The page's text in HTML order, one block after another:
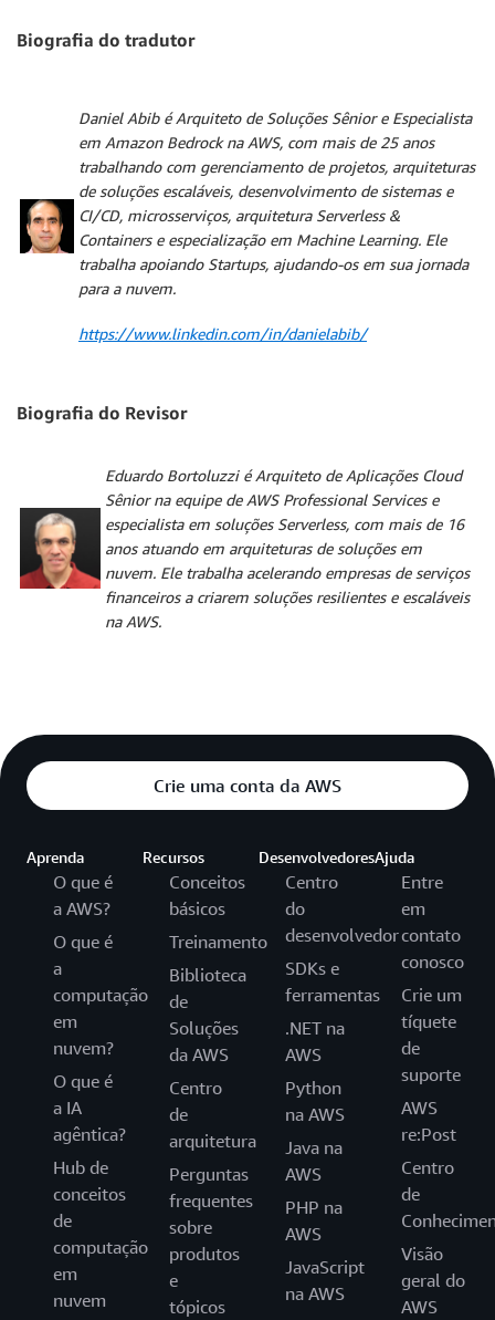
Biografia do tradutor
Daniel Abibé Arquiteto de Soluções Sênior e Especialista
em Amazon Bedrock na AWS, com mais de 25 anos
trabalhando com gerenciamento de projetos, arquiteturas
de soluções escaláveis, desenvolvimento de sistemas e
CI/CD, microsserviços, arquitetura Serverless &
Containers e especialização em Machine Learning. Ele
trabalha apoiando Startups, ajudando-os em sua jornada
para a nuvem.
https://www.linkedin.com/in/danielabib/
Biografia do Revisor
Eduardo Bortoluzzi é Arquiteto de Aplicações Cloud
Sênior na equipe de AWS Professional Services e
especialista em soluções Serverless, com mais de 16
anos atuando em arquiteturas de soluções em
nuvem. Ele trabalha acelerando empresas de serviços
financeiros a criarem soluções resilientes e escaláveis
na AWS.
Crie uma conta da AWS
Aprenda
O que é
a AWS?
O que é
a
computação
em
nuvem?
O que é
a IA
agêntica?
Hub de
conceitos
de
computação
em
nuvem
Recursos
Conceitos
básicos
Treinamento
Biblioteca
de
Soluções
da AWS
Centro
de
arquitetura
Perguntas
frequentes
sobre
produtos
e
tópicos
Desenvolvedores
Centro
do
desenvolvedor
SDKs e
ferramentas
.NET na
AWS
Python
na AWS
Java na
AWS
PHP na
AWS
JavaScript
na AWS
Ajuda
Entre
em
contato
conosco
Crie um
tíquete
de
suporte
AWS
re:Post
Centro
de
Visão
geral do
AWS